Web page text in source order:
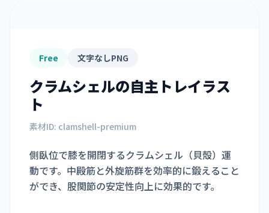
Free 文字なしPNG
クラムシェルの自主トレイラス
ト
素材ID: clamshell-premium
側臥位で膝を開閉するクラムシェル（貝殻）運
動です。中殿筋と外旋筋群を効率的に鍛えること
ができ、股関節の安定性向上に効果的です。